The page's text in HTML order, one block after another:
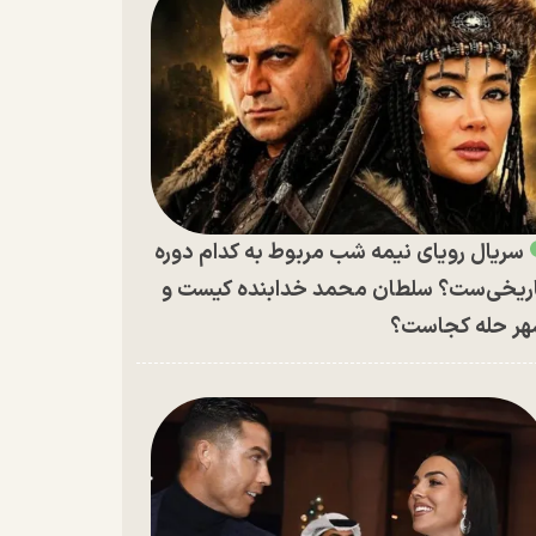
سریال رویای نیمه شب مربوط به کدام دوره
سلطان محمد خدابنده کیست و
حله کجاست؟